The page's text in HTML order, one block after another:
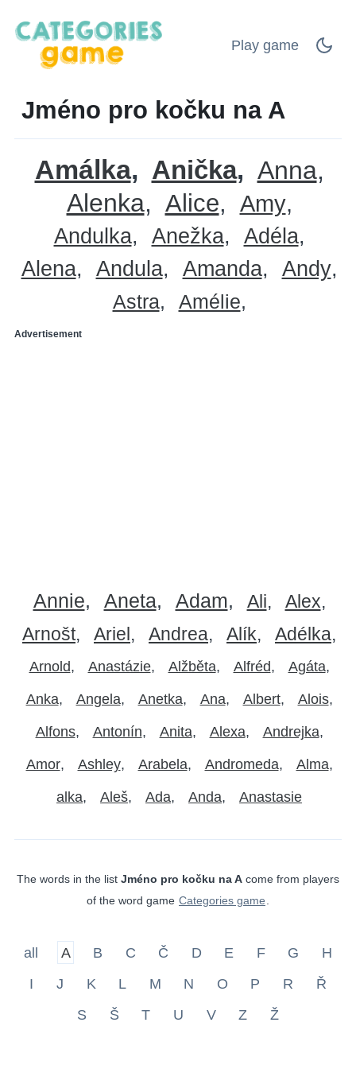
Play game
Jméno pro kočku na A
Amálka Anička
Anna
Alenka
Alice Amy
Andulka Anežka
Adéla
Alena
Andula Amanda Andy
Astra Amélie
Advertisement
Annie Aneta Adam Ali
Alex
Arnošt
Ariel Andrea Alík Adélka
Arnold Anastázie Alžběta Alfréd Agáta
Anka Angela Anetka Ana Albert Alois
Alfons Antonín Anita Alexa Andrejka
Amor Ashley Arabela Andromeda Alma
alka Aleš Ada Anda Anastasie
The words in the list Jméno pro kočku na A come from players
of the word game Categories game
all A B C Č D E F G
H
I
J K L M N O P R
Ř
S
Š T U V Z Ž